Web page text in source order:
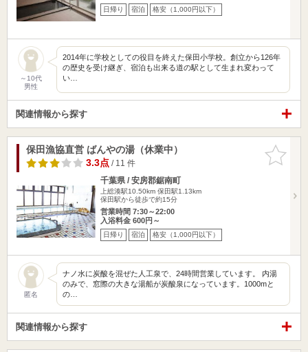
日帰り 宿泊 格安（1,000円以下）
～10代
男性
2014年に学校としての役目を終えた保田小学校。創立から126年
の歴史を受け継ぎ、宿泊も出来る道の駅として生まれ変わって
い…
関連情報から探す
お気に入
りに追加
保田漁協直営 ばんやの湯（休業中）
3.3点/ 11 件
千葉県 / 安房郡鋸南町
上総湊駅10.50km 保田駅1.13km
保田駅から徒歩で約15分
営業時間 7:30～22:00
入浴料金 600円～
日帰り 宿泊 格安（1,000円以下）
匿名
ナノ水に炭酸を混ぜた人工泉で、24時間営業しています。 内湯
のみで、窓際の大きな湯船が炭酸泉になっています。1000mと
の…
関連情報から探す